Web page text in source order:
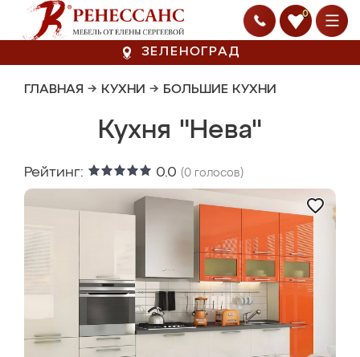
0
ЗЕЛЕНОГРАД
ГЛАВНАЯ → КУХНИ → БОЛЬШИЕ КУХНИ
Кухня "Нева"
Рейтинг: 0.0 (0 голосов)